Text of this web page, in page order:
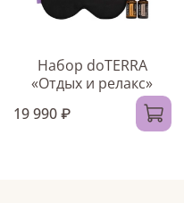
Набор doTERRA
«Отдых и релакс»
19 990 ₽